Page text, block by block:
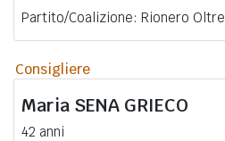
Partito/Coalizione: Rionero Oltre
Consigliere
Maria SENA GRIECO
42 anni